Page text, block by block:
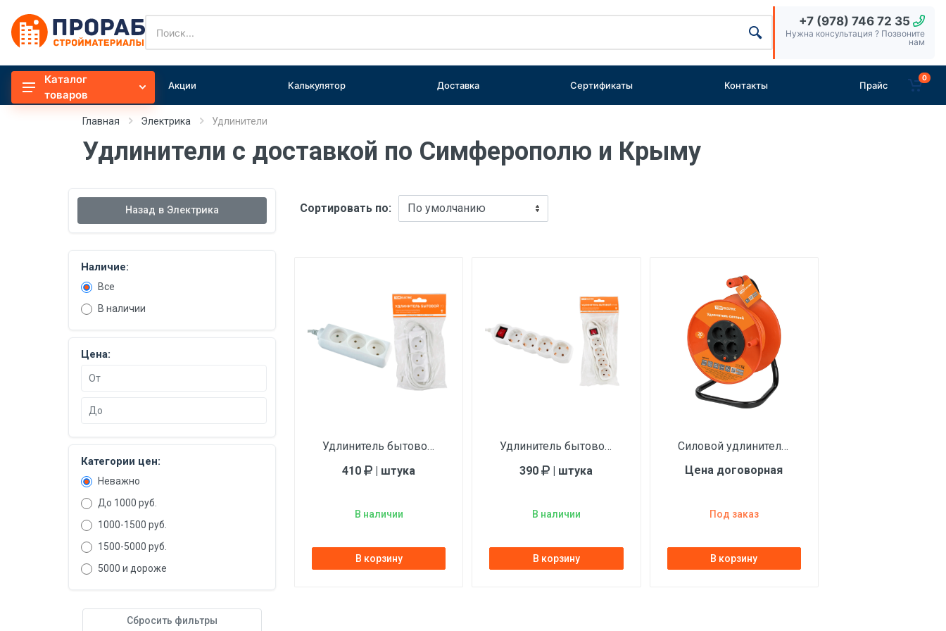
+7 (978) 746 72 35
Нужна консультация ? Позвоните
нам
Общестрой
Садовое оборудование
Расходные материалы
Каталог
товаров
Акции Калькулятор Доставка Сертификаты Контакты Прайс
0
Главная Электрика Удлинители
Удлинители с доставкой по Симферополю и Крыму
Назад в Электрика
Наличие:
Все
В наличии
Цена:
Категории цен:
Неважно
До 1000 руб.
1000-1500 руб.
1500-5000 руб.
5000 и дороже
Сбросить фильтры
Сортировать по:
Удлинитель бытовой TDM, 3 гнезда, 3 метра, без заземления, ПВС 2х0.75 мм², 10А/250В
410
| штука
В наличии
В корзину
Удлинитель бытовой TDM с выключателем, 4 гнезда, 3 метра, с/з, ПВС 3х1 мм², 16А/250В
390
| штука
В наличии
В корзину
Силовой удлинитель на катушке TDM УК10 4 местный,20м ПВС 2х1,0) SQ1301-0520
Цена договорная
Под заказ
В корзину